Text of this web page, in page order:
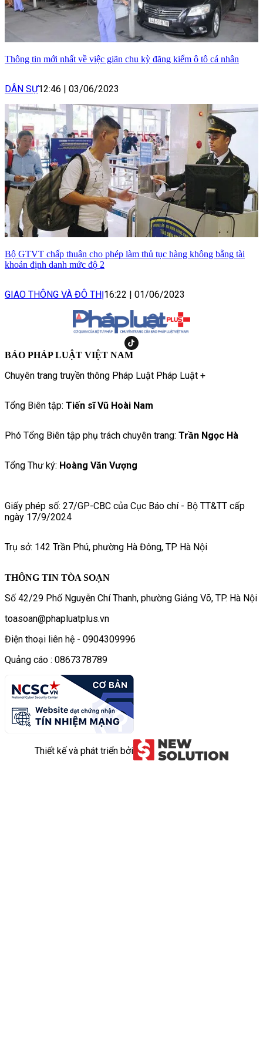
Thông tin mới nhất về việc giãn chu kỳ đăng kiểm ô tô cá nhân
DÂN SỰ12:46 | 03/06/2023
Bộ GTVT chấp thuận cho phép làm thủ tục hàng không bằng tài
khoản định danh mức độ 2
GIAO THÔNG VÀ ĐÔ THỊ16:22 | 01/06/2023
BÁO PHÁP LUẬT VIỆT NAM
Chuyên trang truyền thông Pháp Luật Pháp Luật +
Tổng Biên tập: Tiến sĩ Vũ Hoài Nam
Phó Tổng Biên tập phụ trách chuyên trang: Trần Ngọc Hà
Tổng Thư ký: Hoàng Văn Vượng
Giấy phép số: 27/GP-CBC của Cục Báo chí - Bộ TT&TT cấp
ngày 17/9/2024
Trụ sở: 142 Trần Phú, phường Hà Đông, TP Hà Nội
THÔNG TIN TÒA SOẠN
Số 42/29 Phố Nguyễn Chí Thanh, phường Giảng Võ, TP. Hà Nội
toasoan@phapluatplus.vn
Điện thoại liên hệ - 0904309996
Quảng cáo : 0867378789
Thiết kế và phát triển bởi